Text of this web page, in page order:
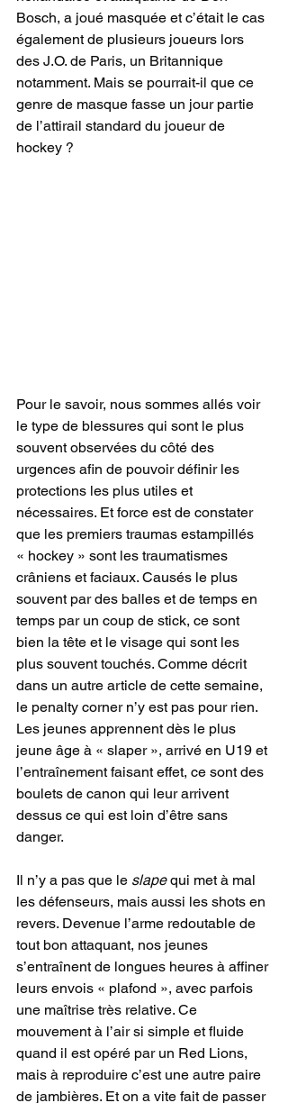
Bosch, a joué masquée et c’était le cas
également de plusieurs joueurs lors
des J.O. de Paris, un Britannique
notamment. Mais se pourrait-il que ce
genre de masque fasse un jour partie
de l’attirail standard du joueur de
hockey ?
Pour le savoir, nous sommes allés voir
le type de blessures qui sont le plus
souvent observées du côté des
urgences afin de pouvoir définir les
protections les plus utiles et
nécessaires. Et force est de constater
que les premiers traumas estampillés
« hockey » sont les traumatismes
crâniens et faciaux. Causés le plus
souvent par des balles et de temps en
temps par un coup de stick, ce sont
bien la tête et le visage qui sont les
plus souvent touchés. Comme décrit
dans un autre article de cette semaine,
le penalty corner n’y est pas pour rien.
Les jeunes apprennent dès le plus
jeune âge à « slaper », arrivé en U19 et
l’entraînement faisant effet, ce sont des
boulets de canon qui leur arrivent
dessus ce qui est loin d’être sans
danger.
Il n’y a pas que le slape qui met à mal
les défenseurs, mais aussi les shots en
revers. Devenue l’arme redoutable de
tout bon attaquant, nos jeunes
s’entraînent de longues heures à affiner
leurs envois « plafond », avec parfois
une maîtrise très relative. Ce
mouvement à l’air si simple et fluide
quand il est opéré par un Red Lions,
mais à reproduire c’est une autre paire
de jambières. Et on a vite fait de passer